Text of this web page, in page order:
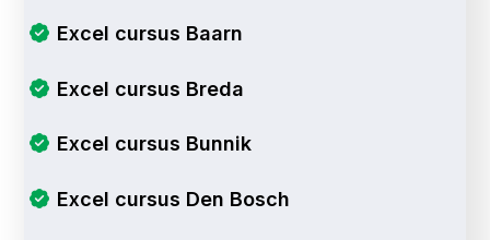
Excel cursus Baarn
Excel cursus Breda
Excel cursus Bunnik
Excel cursus Den Bosch